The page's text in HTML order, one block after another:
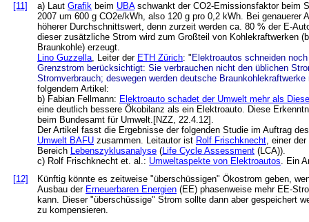
[11]
a) Laut Grafik beim UBAschwankt der CO2-Emissionsfaktor beim
2007 um 600 g CO2e/kWh, also 120 g pro 0,2 kWh. Bei genauerer
höherer Durchschnittswert, denn zurzeit werden ca. 80 % der E-
dieser zusätzliche Strom wird zum Großteil von Kohlekraftwerken
Braunkohle) erzeugt.
Lino Guzzella, Leiter der ETH Zürich: " Elektroautos schneiden
Grenzstrom berücksichtigt: Sie verbrauchen nicht den üblichen
Stromverbrauch; deswegen werden deutsche
folgendem Artikel:
b) Fabian Fellmann: Elektroauto schadet der Umwelt mehr als
eine deutlich bessere Ökobilanz als ein Elektroauto. Diese
beim Bundesamt für Umwelt.[NZZ, 22.4.12].
Der Artikel fasst die Ergebnisse der folgenden Studie im Auftrag
Umwelt BAFU zusammen. Leitautor ist Rolf Frischknecht, einer
Bereich Lebenszyklusanalyse (Life Cycle Assessment (LCA)).
c) Rolf Frischknecht et. al.: Umweltaspekte von Elektroautos. Ein
[12]
Künftig könnte es zeitweise "überschüssigen" Ökostrom geben,
Ausbau der Erneuerbaren Energien (EE) phasenweise mehr EE-
kann. Dieser "überschüssige" Strom sollte dann aber gespeichert
zu kompensieren.